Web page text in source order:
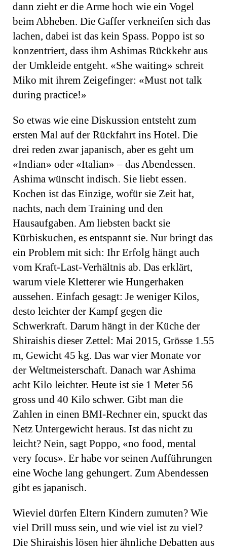
dann zieht er die Arme hoch wie ein Vogel
beim Abheben. Die Gaffer verkneifen sich das
lachen, dabei ist das kein Spass. Poppo ist so
konzentriert, dass ihm Ashimas Rückkehr aus
der Umkleide entgeht. «She waiting» schreit
Miko mit ihrem Zeigefinger: «Must not talk
during practice!»
So etwas wie eine Diskussion entsteht zum
ersten Mal auf der Rückfahrt ins Hotel. Die
drei reden zwar japanisch, aber es geht um
«Indian» oder «Italian» – das Abendessen.
Ashima wünscht indisch. Sie liebt essen.
Kochen ist das Einzige, wofür sie Zeit hat,
nachts, nach dem Training und den
Hausaufgaben. Am liebsten backt sie
Kürbiskuchen, es entspannt sie. Nur bringt das
ein Problem mit sich: Ihr Erfolg hängt auch
vom Kraft-Last-Verhältnis ab. Das erklärt,
warum viele Kletterer wie Hungerhaken
aussehen. Einfach gesagt: Je weniger Kilos,
desto leichter der Kampf gegen die
Schwerkraft. Darum hängt in der Küche der
Shiraishis dieser Zettel: Mai 2015, Grösse 1.55
m, Gewicht 45 kg. Das war vier Monate vor
der Weltmeisterschaft. Danach war Ashima
acht Kilo leichter. Heute ist sie 1 Meter 56
gross und 40 Kilo schwer. Gibt man die
Zahlen in einen BMI-Rechner ein, spuckt das
Netz Untergewicht heraus. Ist das nicht zu
leicht? Nein, sagt Poppo, «no food, mental
very focus». Er habe vor seinen Aufführungen
eine Woche lang gehungert. Zum Abendessen
gibt es japanisch.
Wieviel dürfen Eltern Kindern zumuten? Wie
viel Drill muss sein, und wie viel ist zu viel?
Die Shiraishis lösen hier ähnliche Debatten aus